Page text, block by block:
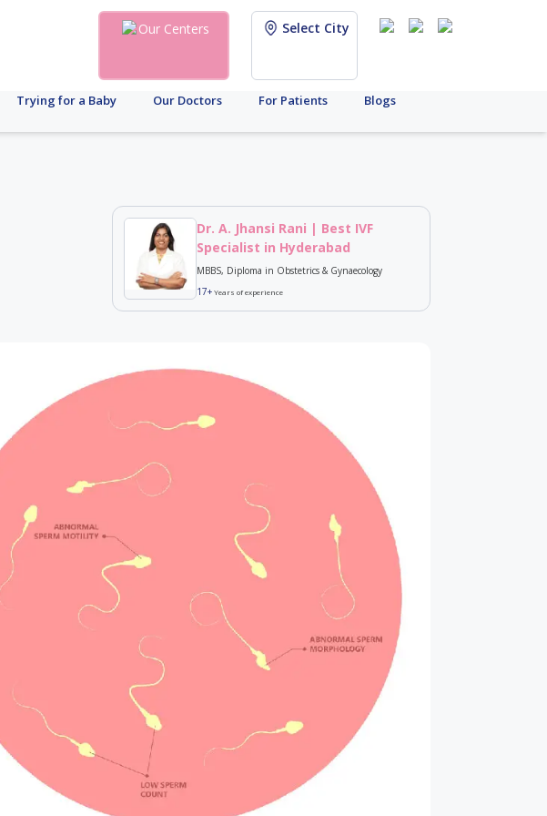
Our Centers Select City
Trying for a Baby Our Doctors For Patients Blogs
Dr. A. Jhansi Rani | Best IVF
Specialist in Hyderabad
MBBS, Diploma in Obstetrics & Gynaecology
17+Years of experience